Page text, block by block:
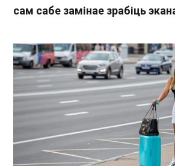
сам сабе замінае зрабіць